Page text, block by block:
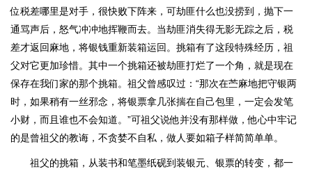
位税差哪里是对手，很快败下阵来，可劫匪什么也没捞到，抛下一
通骂声后，怒气冲冲地挥鞭而去。当劫匪消失得无影无踪之后，税
差才返回麻地，将银钱重新装箱运回。挑箱有了这段特殊经历，祖
父对它更加珍惜。其中一个挑箱还被劫匪打烂了一个角，就是现在
保存在我们家的那个挑箱。祖父曾感叹过：“那次在苎麻地把守银两
时，如果稍有一丝邪念，将银票拿几张揣在自己包里，一定会发笔
小财，而且谁也不会知道。”可祖父说他并没有那样做，他心中牢记
的是曾祖父的教诲，不贪婪不自私，做人要如箱子样简简单单。
祖父的挑箱，从装书和笔墨纸砚到装银元、银票的转变，都一